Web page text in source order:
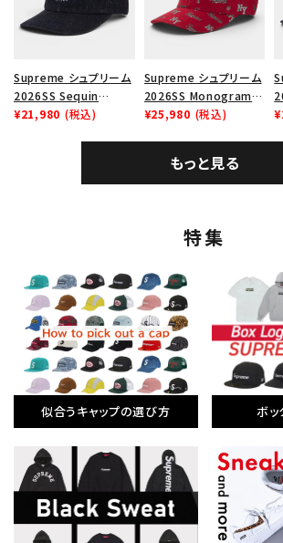
meeting_room ログイン person 会員登録
Follow us
Supreme シュプリーム
2026SS Sequin
Denim Classic Logo
¥21,980 (税込)
Supreme シュプリーム
2026SS Monogram
6-Panel Cap モノグラ
¥25,980 (税込)
もっと見る
特集
似合うキャップの選び方 ボッ